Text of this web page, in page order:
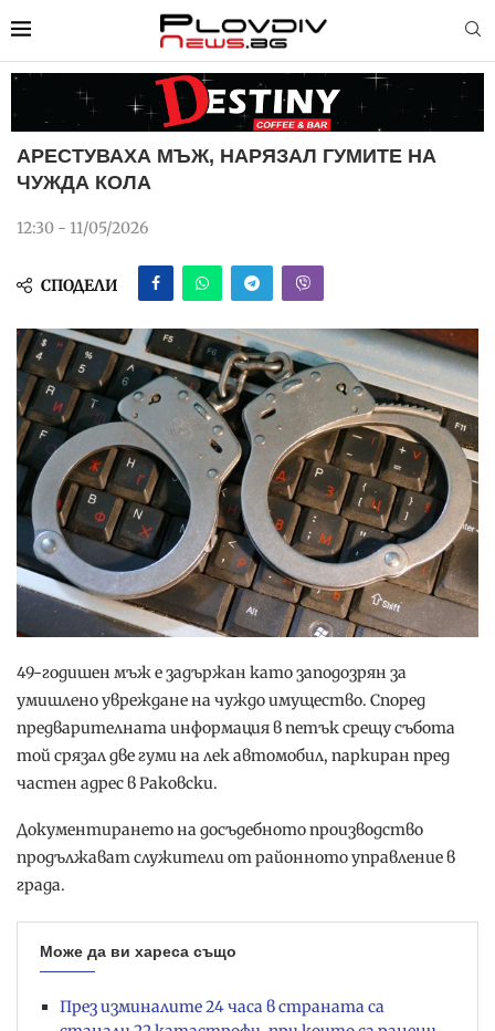
АРЕСТУВАХА МЪЖ, НАРЯЗАЛ ГУМИТЕ НА
ЧУЖДА КОЛА
12:30 - 11/05/2026
СПОДЕЛИ
49-годишен мъж е задържан като заподозрян за
умишлено увреждане на чуждо имущество. Според
предварителната информация в петък срещу събота
той срязал две гуми на лек автомобил, паркиран пред
частен адрес в Раковски.
Документирането на досъдебното производство
продължават служители от районното управление в
града.
Може да ви хареса също
През изминалите 24 часа в страната са